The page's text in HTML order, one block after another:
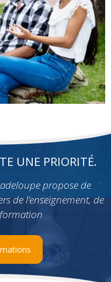
UNE PRIORITÉ.
propose de
de l’enseignement, de